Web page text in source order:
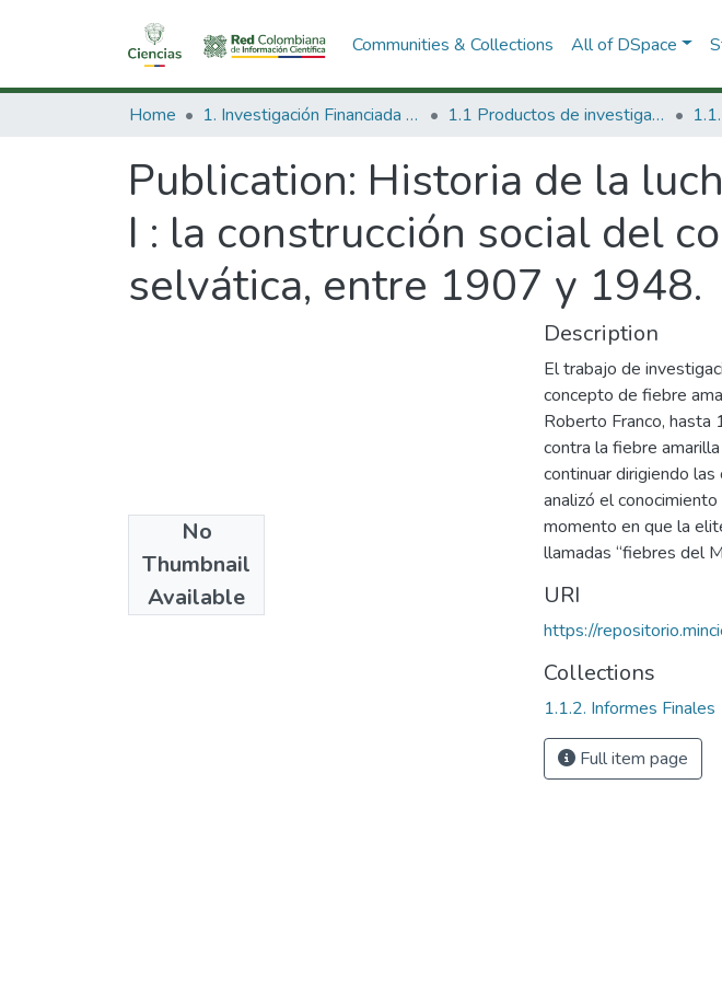
Communities & Collections All of DSpace
Home 1. Investigación Financiada con Recursos Públicos 1.1 Productos de investigación
Publication: Historia de la
I : la construcción social del
selvática, entre 1907 y 1948.
No
Thumbnail
Available
2007
Description
El trabajo de
concepto de fiebre
Roberto Franco, hasta
contra la fiebre
continuar dirigiendo
analizó el
momento en que la
llamadas “fiebres del
URI
https://
Collections
1.1.2. Informes Finales
Full item page